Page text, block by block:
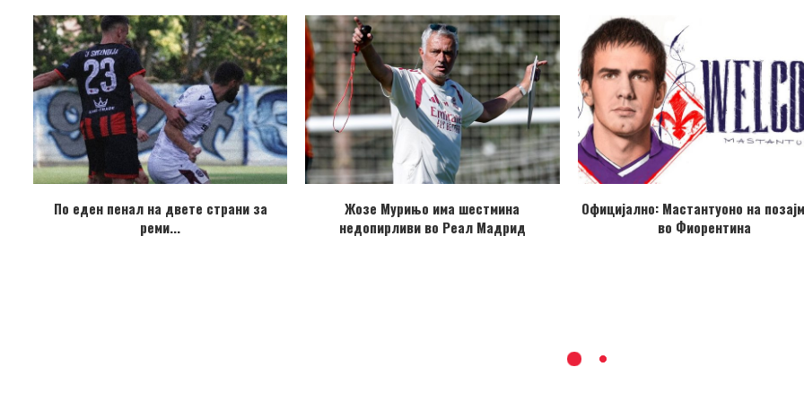
По еден пенал на двете страни за
реми...
Жозе Мурињо има шестмина
недопирливи во Реал Мадрид
Официјално: Мастантуоно на
во Фиорентина